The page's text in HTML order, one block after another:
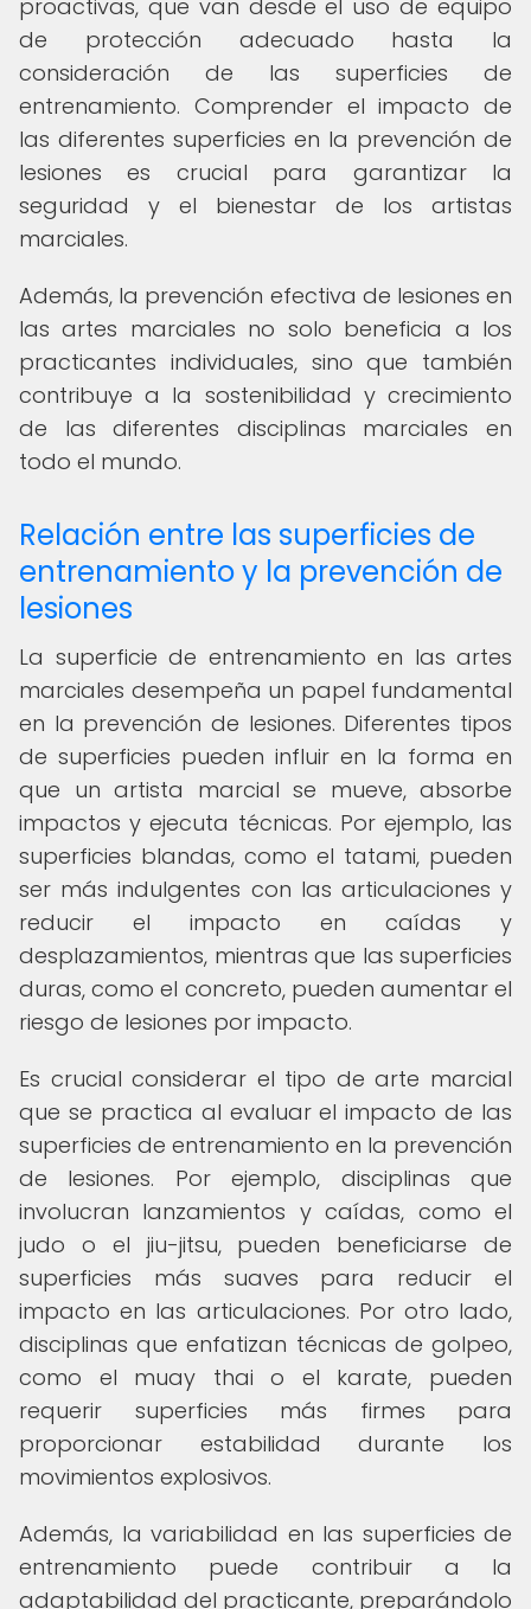
proactivas, que van desde el uso de equipo
de protección adecuado hasta la
consideración de las superficies de
entrenamiento. Comprender el impacto de
las diferentes superficies en la prevención de
lesiones es crucial para garantizar la
seguridad y el bienestar de los artistas
marciales.
Además, la prevención efectiva de lesiones en
las artes marciales no solo beneficia a los
practicantes individuales, sino que también
contribuye a la sostenibilidad y crecimiento
de las diferentes disciplinas marciales en
todo el mundo.
Relación entre las superficies de
entrenamiento y la prevención de
lesiones
La superficie de entrenamiento en las artes
marciales desempeña un papel fundamental
en la prevención de lesiones. Diferentes tipos
de superficies pueden influir en la forma en
que un artista marcial se mueve, absorbe
impactos y ejecuta técnicas. Por ejemplo, las
superficies blandas, como el tatami, pueden
ser más indulgentes con las articulaciones y
reducir el impacto en caídas y
desplazamientos, mientras que las superficies
duras, como el concreto, pueden aumentar el
riesgo de lesiones por impacto.
Es crucial considerar el tipo de arte marcial
que se practica al evaluar el impacto de las
superficies de entrenamiento en la prevención
de lesiones. Por ejemplo, disciplinas que
involucran lanzamientos y caídas, como el
judo o el jiu-jitsu, pueden beneficiarse de
superficies más suaves para reducir el
impacto en las articulaciones. Por otro lado,
disciplinas que enfatizan técnicas de golpeo,
como el muay thai o el karate, pueden
requerir superficies más firmes para
proporcionar estabilidad durante los
movimientos explosivos.
Además, la variabilidad en las superficies de
entrenamiento puede contribuir a la
adaptabilidad del practicante, preparándolo